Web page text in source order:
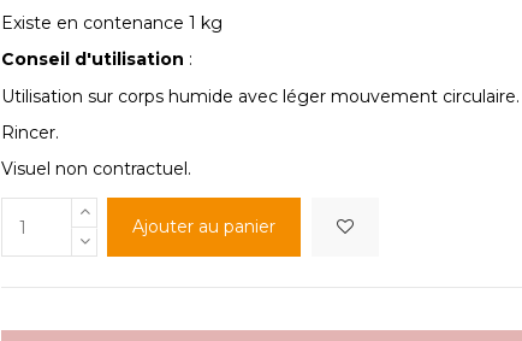
Existe en contenance 1 kg
Conseil d'utilisation :
Utilisation sur corps humide avec léger mouvement circulaire.
Rincer.
Visuel non contractuel.
Ajouter au panier